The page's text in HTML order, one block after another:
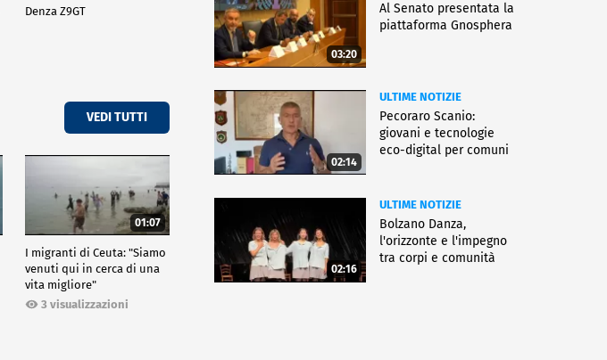
Denza Z9GT
VEDI TUTTI
01:07
I migranti di Ceuta: "Siamo
venuti qui in cerca di una
vita migliore"
3 visualizzazioni
03:20
Al Senato presentata la
piattaforma Gnosphera
02:14
ULTIME NOTIZIE
Pecoraro Scanio:
giovani e tecnologie
eco-digital per comuni
02:16
ULTIME NOTIZIE
Bolzano Danza,
l'orizzonte e l'impegno
tra corpi e comunità